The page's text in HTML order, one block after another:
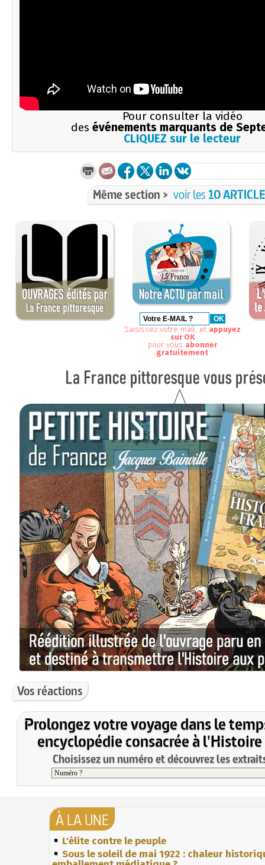
Pour consulter la vidéo
des événements marquants de
CLIQUEZ sur le lecteur
Même section > voir les 10
Saisissez votre mail, et appuyez
sur OK
pour vous abonner
gratuitement
Vos réactions
Prolongez votre voyage dans le
encyclopédie consacrée à l'Histoire
Choisissez un numéro et découvrez les
À LA UNE
L'élite contre le peuple
Sous le soleil de mai 1922 : chaleur